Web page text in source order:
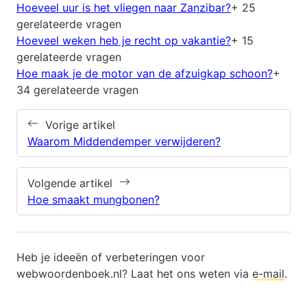
Hoeveel uur is het vliegen naar Zanzibar?+ 25
gerelateerde vragen
Hoeveel weken heb je recht op vakantie?+ 15
gerelateerde vragen
Hoe maak je de motor van de afzuigkap schoon?+
34 gerelateerde vragen
Vorige artikel
Waarom Middendemper verwijderen?
Volgende artikel
Hoe smaakt mungbonen?
Heb je ideeën of verbeteringen voor
webwoordenboek.nl? Laat het ons weten via e-mail.